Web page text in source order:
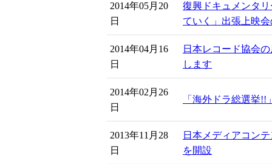
2014年05月20
日
復興ドキュメンタ
ていく」出張上映
2014年04月16
日
日本レコード協会
します
2014年02月26
日
「海外ドラ総選挙
2013年11月28
日
日本メディアコン
を開設